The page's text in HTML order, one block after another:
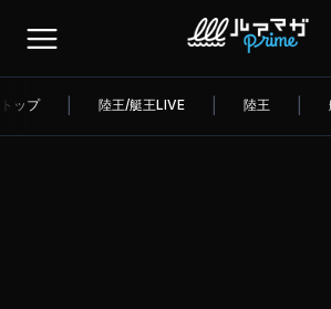
トップ 陸王/艇王LIVE 陸王